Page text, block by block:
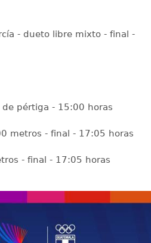
- dueto libre mixto - final -
pértiga - 15:00 horas
metros - final - 17:05 horas
- final - 17:05 horas